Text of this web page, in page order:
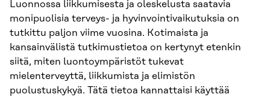
Luonnossa liikkumisesta ja oleskelusta saatavia
monipuolisia terveys- ja hyvinvointivaikutuksia on
tutkittu paljon viime vuosina. Kotimaista ja
kansainvälistä tutkimustietoa on kertynyt etenkin
siitä, miten luontoympäristöt tukevat
mielenterveyttä, liikkumista ja elimistön
puolustuskykyä. Tätä tietoa kannattaisi käyttää